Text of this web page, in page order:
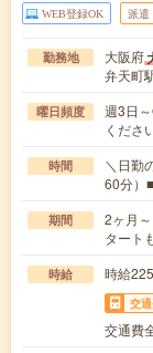
WEB登録OK 派遣
勤務地 大阪府
弁天町
曜日頻度
週3日
くださ
時間
＼日勤
60分）
期間
2ヶ月
タート
時給 時給
交
交通費